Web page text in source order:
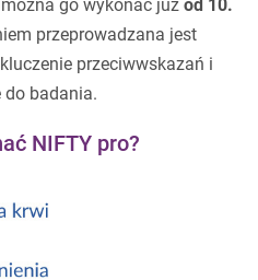
go wykonać już od 10.
przeprowadzana jest
przeciwwskazań i
badania.
NIFTY pro?